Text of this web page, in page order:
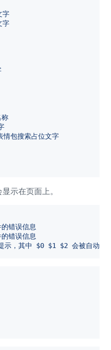
字
字
称
情包搜索占位文字
示在页面上。
错误信息
错误信息
示，其中 $0 $1 $2 会被自动替